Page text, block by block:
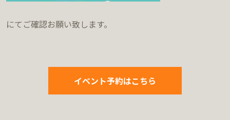
にてご確認お願い致します。
イベント予約はこちら